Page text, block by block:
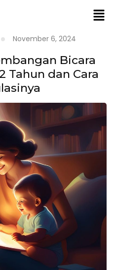
November 6, 2024
Bicara
Tahun dan Cara